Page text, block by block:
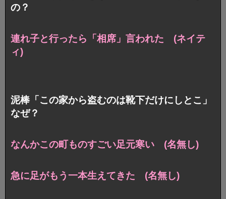
の？
連れ子と行ったら「相席」言われた (ネイテ
ィ)
泥棒「この家から盗むのは靴下だけにしとこ」
なぜ？
なんかこの町ものすごい足元寒い (名無し)
急に足がもう一本生えてきた (名無し)